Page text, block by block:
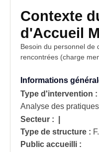
Contexte
d'Accueil
Besoin du personnel de
rencontrées (charge
Informations
Type d'intervention :
Analyse des pratiques
Secteur :
Type de structure :
Public accueilli :